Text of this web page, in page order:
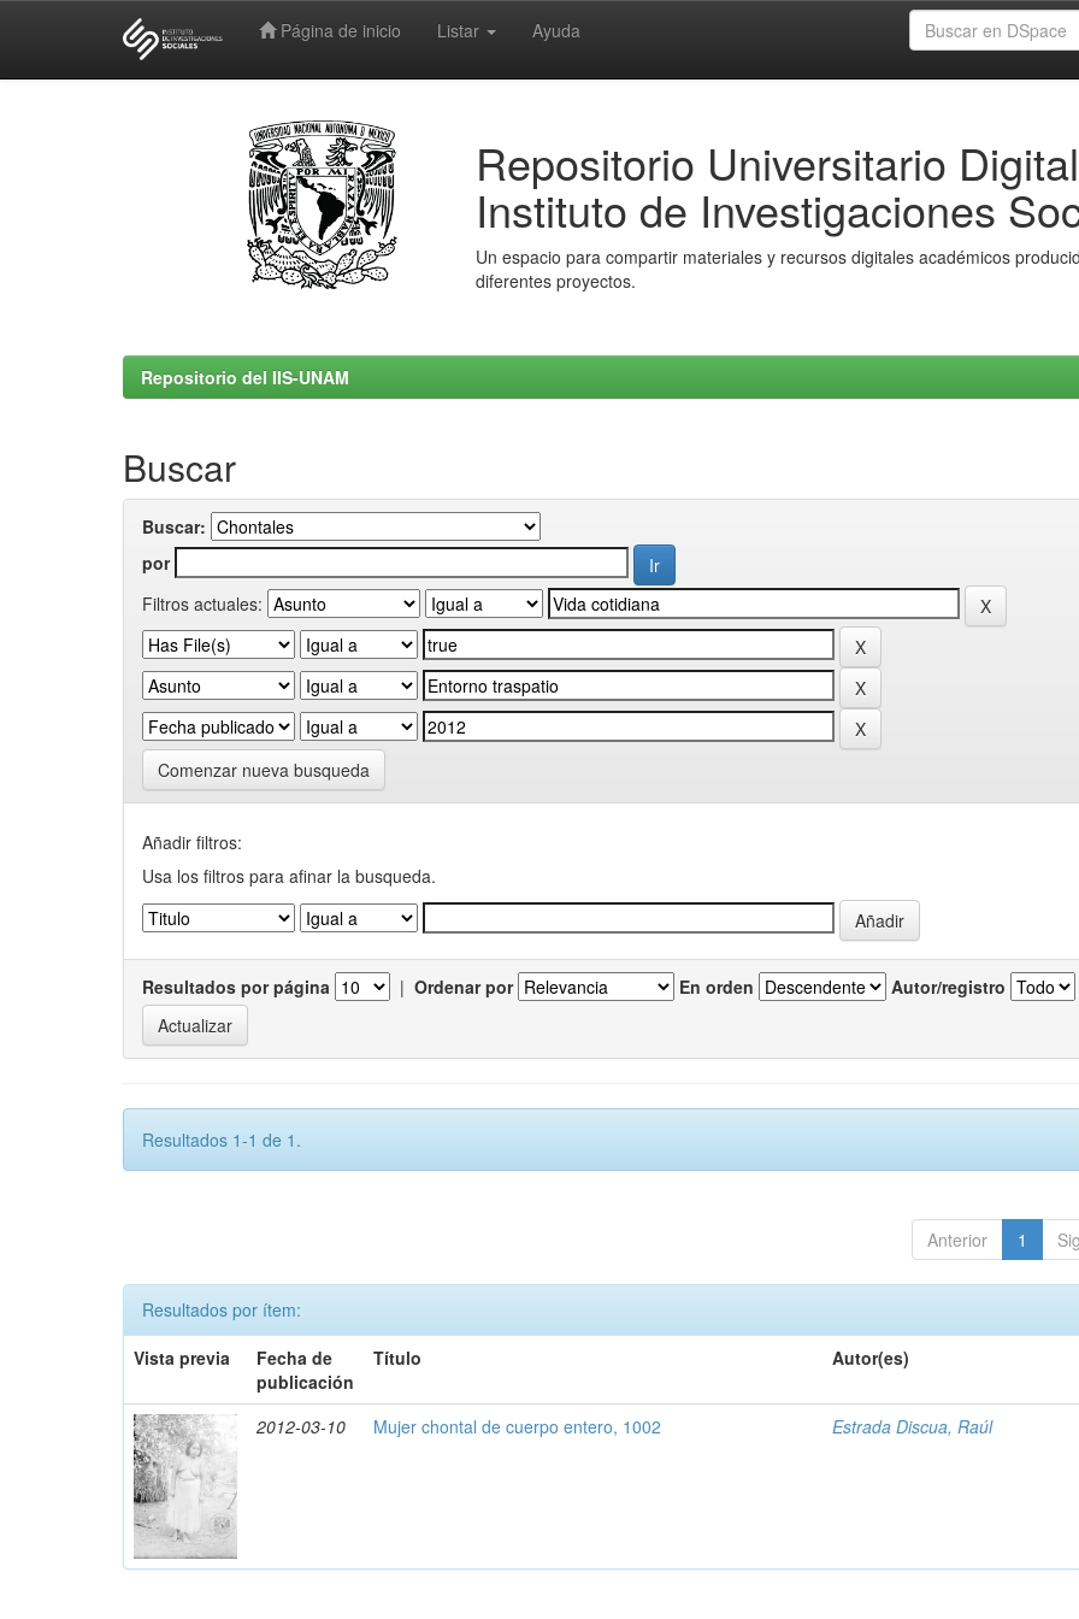
Página de inicio Listar Ayuda
Repositorio Universitario Digital
Instituto de Investigaciones
Un espacio para compartir materiales y recursos digitales académicos
diferentes proyectos.
Repositorio del IIS-UNAM
Buscar
Buscar:
por
Filtros actuales:
Comenzar nueva busqueda
Añadir filtros:
Usa los filtros para afinar la busqueda.
Resultados por página | Ordenar por En orden Autor/registro
Resultados 1-1 de 1.
Anterior 1
Resultados por ítem:
Vista previa
Fecha de
publicación
Título Autor(es)
2012-03-10 Mujer chontal de cuerpo entero, 1002 Estrada Discua, Raúl